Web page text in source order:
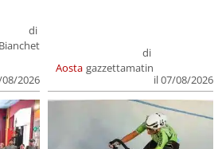
di
08/2026
Aosta
di
gazzettamatin
il 07/08/2026